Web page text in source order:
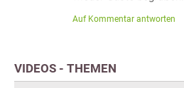
Auf Kommentar antworten
VIDEOS - THEMEN